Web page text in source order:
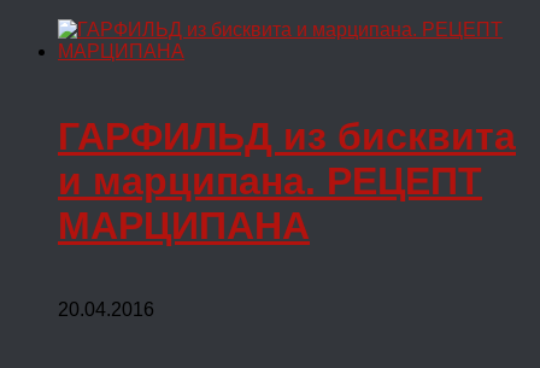
ГАРФИЛЬД из бисквита
и марципана. РЕЦЕПТ
МАРЦИПАНА
20.04.2016